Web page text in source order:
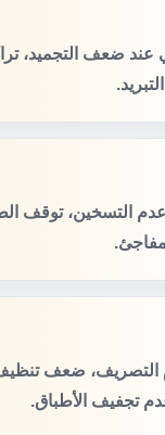
ضعف التجميد،
التسخين، توقف
التصريف، ضعف تنظيف
تجفيف الأطباق.